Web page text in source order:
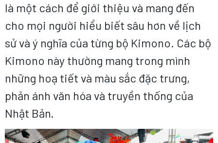
là một cách để giới thiệu và mang đến
cho mọi người hiểu biết sâu hơn về lịch
sử và ý nghĩa của từng bộ Kimono. Các bộ
Kimono này thường mang trong mình
những hoạ tiết và màu sắc đặc trưng,
phản ánh văn hóa và truyền thống của
Nhật Bản.